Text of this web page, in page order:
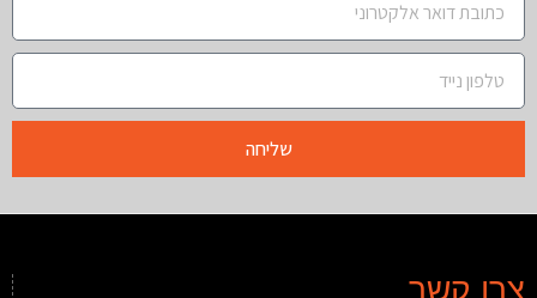
שליחה
צרו קשר